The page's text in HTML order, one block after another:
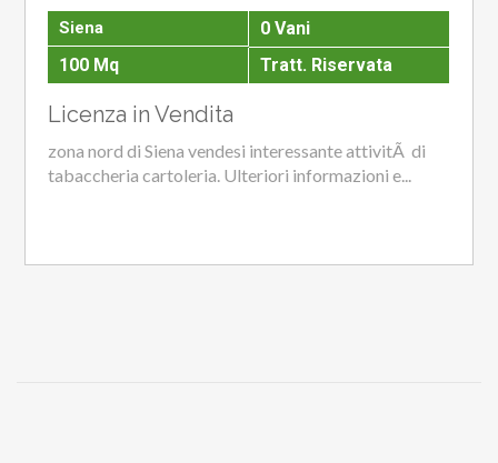
Siena
0 Vani
100 Mq
Tratt. Riservata
Licenza in Vendita
zona nord di Siena vendesi interessante attivitÃ di
tabaccheria cartoleria. Ulteriori informazioni e...